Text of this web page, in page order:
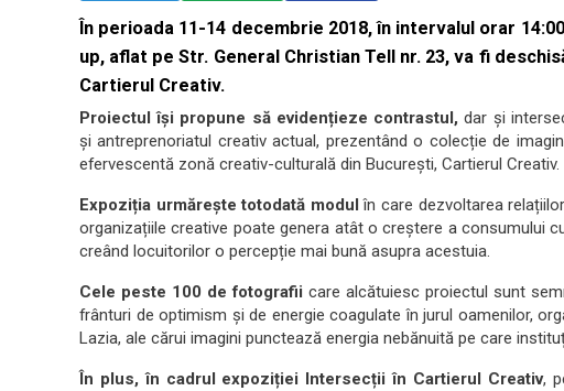
În perioada 11-14 decembrie 2018, în intervalul orar
up, aflat pe Str. General Christian Tell nr. 23, va fi
Cartierul Creativ.
Proiectul își propune să evidențieze contrastul, dar și
și antreprenoriatul creativ actual, prezentând o colecție de
efervescentă zonă creativ-culturală din București, Cartierul
Expoziția urmărește totodată modul în care dezvoltarea
organizațiile creative poate genera atât o creștere a consumului
creând locuitorilor o percepție mai bună asupra acestuia.
Cele peste 100 de fotografii care alcătuiesc proiectul sunt
frânturi de optimism și de energie coagulate în jurul oamenilor,
Lazia, ale cărui imagini punctează energia nebănuită pe care
În plus, în cadrul expoziției Intersecții în Cartierul Creativ,